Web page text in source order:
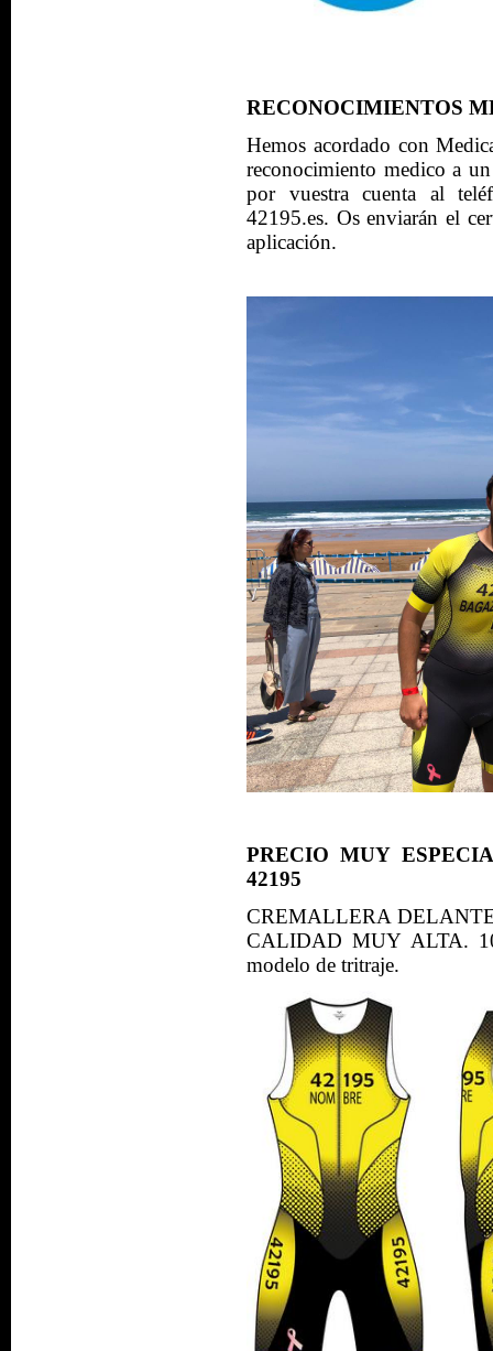
RECONOCIMIENTOS
Hemos acordado con
reconocimiento medico a
por vuestra cuenta al
42195.es. Os enviarán el
aplicación.
PRECIO MUY
42195
CREMALLERA
CALIDAD MUY ALTA.
modelo de tritraje.